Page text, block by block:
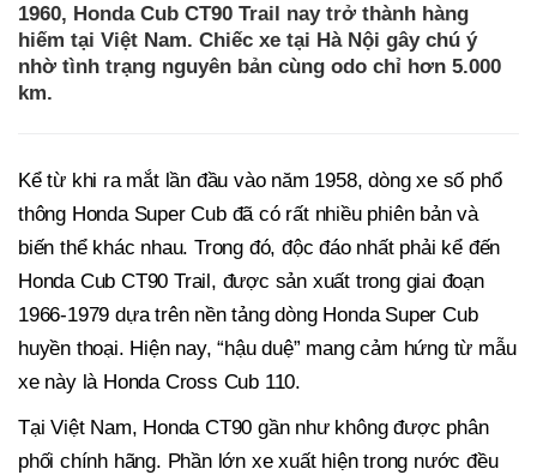
1960, Honda Cub CT90 Trail nay trở thành hàng
hiếm tại Việt Nam. Chiếc xe tại Hà Nội gây chú ý
nhờ tình trạng nguyên bản cùng odo chỉ hơn 5.000
km.
Kể từ khi ra mắt lần đầu vào năm 1958, dòng xe số phổ
thông Honda Super Cub đã có rất nhiều phiên bản và
biến thể khác nhau. Trong đó, độc đáo nhất phải kể đến
Honda Cub CT90 Trail, được sản xuất trong giai đoạn
1966-1979 dựa trên nền tảng dòng Honda Super Cub
huyền thoại. Hiện nay, “hậu duệ” mang cảm hứng từ mẫu
xe này là Honda Cross Cub 110.
Tại Việt Nam, Honda CT90 gần như không được phân
phối chính hãng. Phần lớn xe xuất hiện trong nước đều